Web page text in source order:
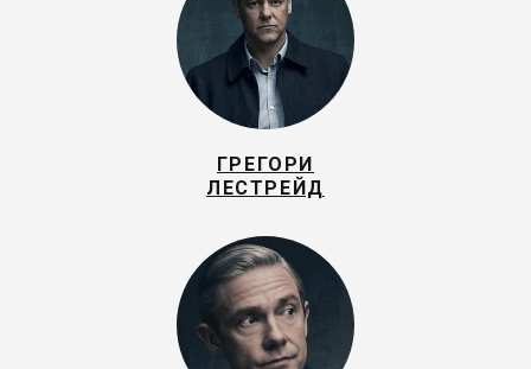
ГРЕГОРИ
ЛЕСТРЕЙД